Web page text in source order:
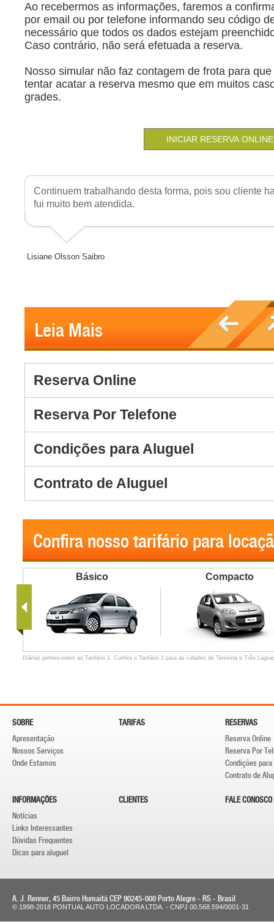
Ao recebermos as informações, faremos a
por email ou por telefone informando seu código
necessário que todos os dados estejam
Caso contrário, não será efetuada a reserva.
Nosso simular não faz contagem de frota para
tentar acatar a reserva mesmo que em muitos
grades.
Continuem trabalhando desta forma, pois sou cliente
fui muito bem atendida.
Lisiane Olsson Saibro
Leia Mais
Reserva Online
Reserva Por Telefone
Condições para Aluguel
Contrato de Aluguel
Confira nosso tarifário para
Básico Compacto
Diárias pertencentes ao Tarifário 1. Confira o Tarifário 2 para as cidades de Teresina e Três
SOBRE
Apresentação
Nossos Serviços
Onde Estamos
TARIFAS
RESERVAS
Reserva Online
Reserva Por
Condições
Contrato de
INFORMAÇÕES
Notícias
Links Interessantes
Dúvidas Frequentes
Dicas para aluguel
CLIENTES FALE CONOSCO
A. J. Renner, 45 Bairro Humaitá CEP 90245-000 Porto Alegre - RS - Brasil
© 1998-2018 PONTUAL AUTO LOCADORA LTDA. - CNPJ 00.568.594/0001-31